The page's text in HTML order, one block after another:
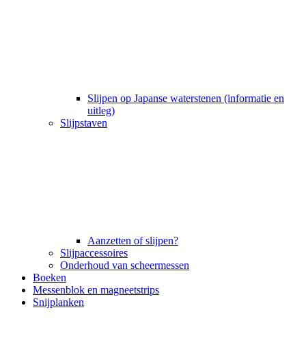
Slijpen op Japanse waterstenen (informatie en
uitleg)
Slijpstaven
Aanzetten of slijpen?
Slijpaccessoires
Onderhoud van scheermessen
Boeken
Messenblok en magneetstrips
Snijplanken